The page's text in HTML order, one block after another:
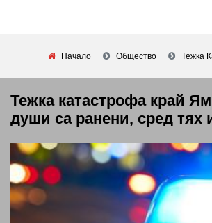
Начало Общество Тежка
Тежка катастрофа край
души са ранени, сред тях